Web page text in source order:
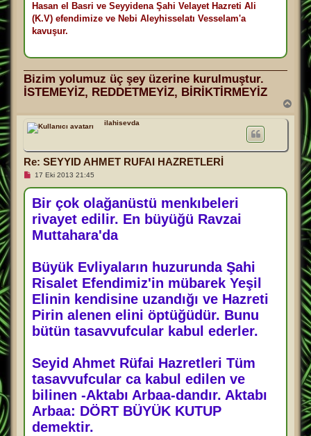
Hasan el Basri ve Seyyidena Şahi Velayet Hazreti Ali
(K.V) efendimize ve Nebi Aleyhisselatı Vesselam'a
kavuşur.
Bizim yolumuz üç şey üzerine kurulmuştur.
İSTEMEYİZ, REDDETMEYİZ, BİRİKTİRMEYİZ
ilahisevda
Re: SEYYID AHMET RUFAI HAZRETLERİ
O
u
n
m
a
m
ı
ş
s
a
17 Eki 2013 21:45
Bir çok olağanüstü menkıbeleri
rivayet edilir. En büyüğü Ravzai
Muttahara'da
Büyük Evliyaların huzurunda Şahi
Risalet Efendimiz'in mübarek Yeşil
Elinin kendisine uzandığı ve Hazreti
Pirin alenen elini öptüğüdür. Bunu
bütün tasavvufcular kabul ederler.
Seyid Ahmet Rüfai Hazretleri Tüm
tasavvufcular ca kabul edilen ve
bilinen -Aktabı Arbaa-dandır. Aktabı
Arbaa: DÖRT BÜYÜK KUTUP
demektir.